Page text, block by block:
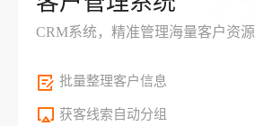
CRM系统，精准管理海量客户资源
批量整理客户信息
获客线索自动分组